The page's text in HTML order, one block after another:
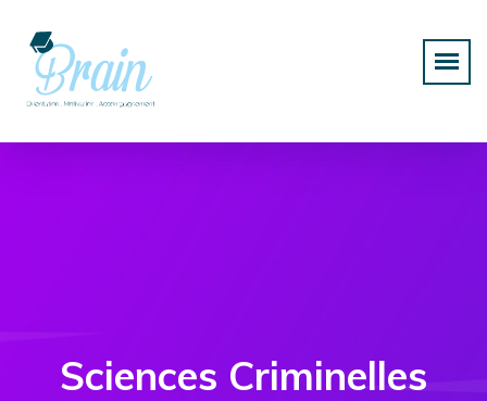
Sciences Criminelles